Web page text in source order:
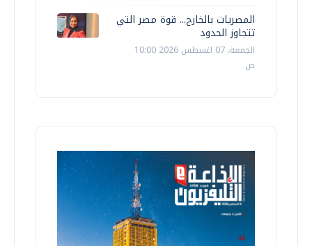
المصريات بالخارج... قوة مصر التي
تتجاوز الحدود
الجمعة، 07 اغسطس 2026 10:00
ص